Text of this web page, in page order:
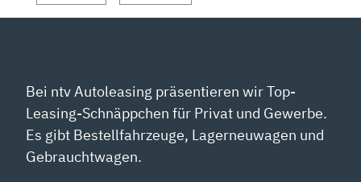
Bei ntv Autoleasing präsentieren wir Top-
Leasing-Schnäppchen für Privat und Gewerbe.
Es gibt Bestellfahrzeuge, Lagerneuwagen und
Gebrauchtwagen.